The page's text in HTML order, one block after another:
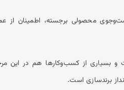
جست‌وجوی محصولی برجسته،
و بسیاری از کسب‌وکارها هم در این